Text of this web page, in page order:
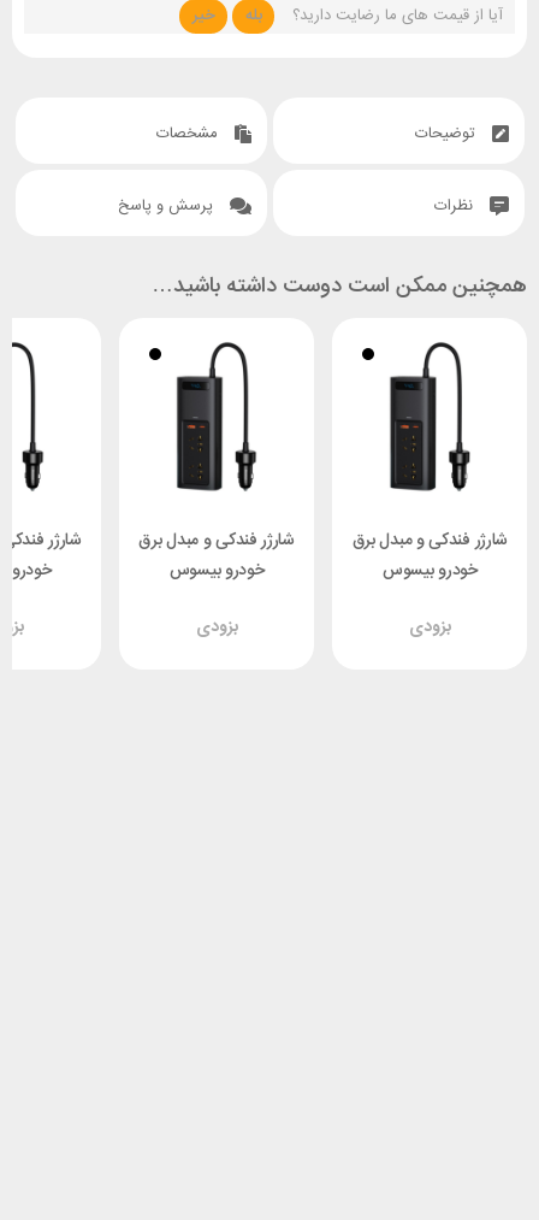
آیا از قیمت های ما رضایت دارید؟ بله خیر
توضیحات مشخصات
نظرات پرسش و پاسخ
همچنین ممکن است دوست داشته باشید…
شارژر فندکی و مبدل برق
خودرو بیسوس
توان 150 واتبزودی
شارژر فندکی و مبدل برق
خودرو بیسوس
توان 150 واتبزودی
شارژر
خودرو
توان 150 وات